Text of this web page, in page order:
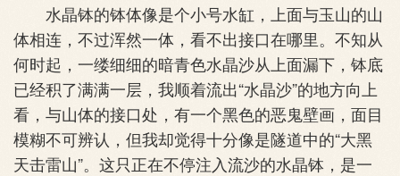
水晶钵的钵体像是个小号水缸，上面与玉山的山
体相连，不过浑然一体，看不出接口在哪里。不知从
何时起，一缕细细的暗青色水晶沙从上面漏下，钵底
已经积了满满一层，我顺着流出“水晶沙”的地方向上
看，与山体的接口处，有一个黑色的恶鬼壁画，面目
模糊不可辨认，但我却觉得十分像是隧道中的“大黑
天击雷山”。这只正在不停注入流沙的水晶钵，是一